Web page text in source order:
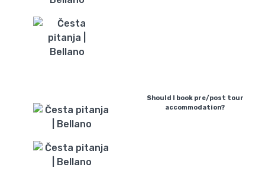
Should I book pre/post tour
accommodation?